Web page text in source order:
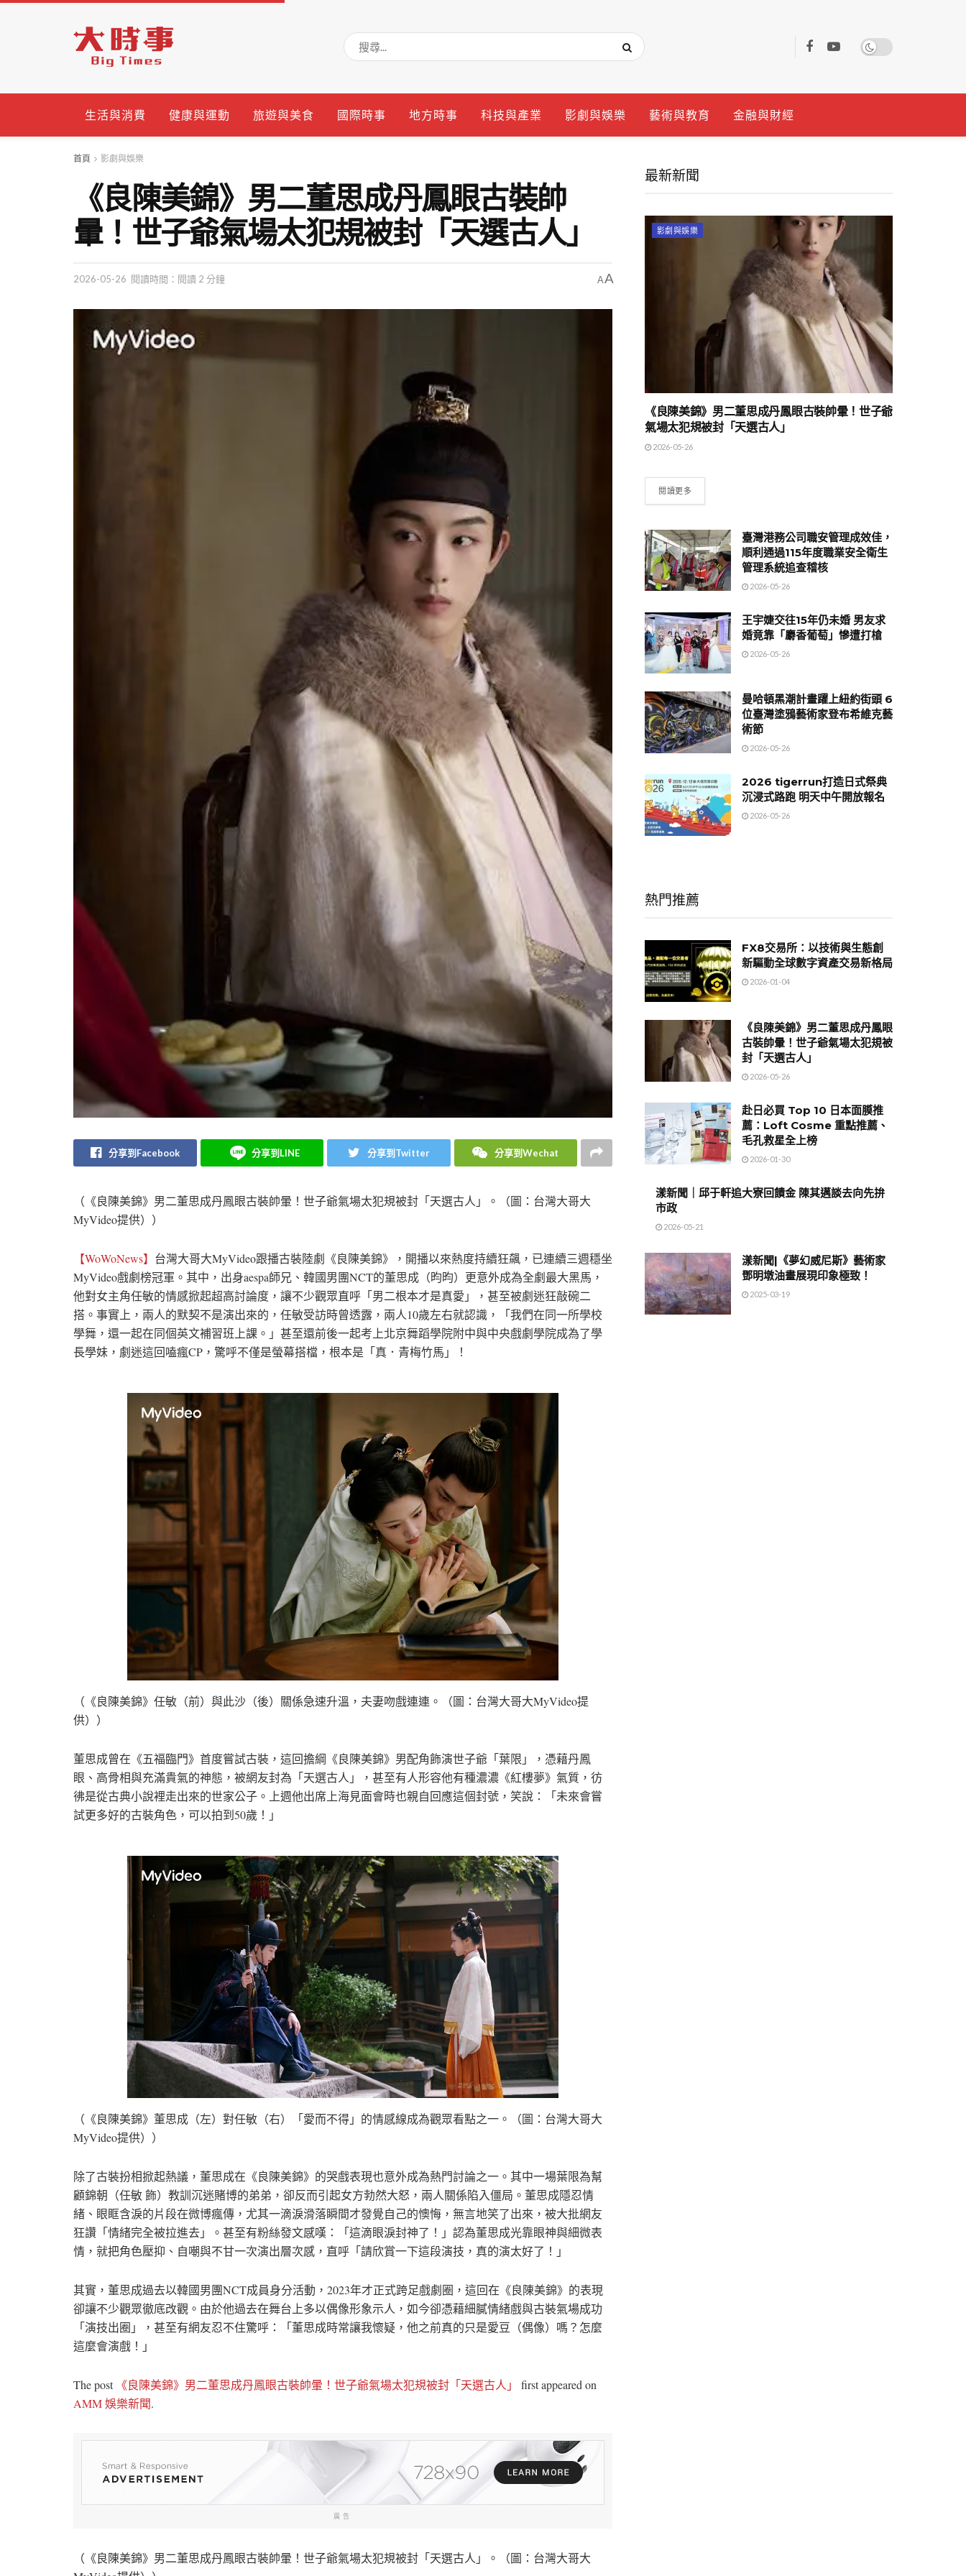
生活與消費 健康與運動 旅遊與美食 國際時事 地方時事 科技與產業 影劇與娛樂 藝術與教育 金融與財經
首頁 影劇與娛樂
《良陳美錦》男二董思成丹鳳眼古裝帥
暈！世子爺氣場太犯規被封「天選古人」
2026-05-26 閱讀時間：閱讀 2 分鐘 AA
分享到Facebook 分享到LINE 分享到Twitter 分享到Wechat
（《良陳美錦》男二董思成丹鳳眼古裝帥暈！世子爺氣場太犯規被封「天選古人」。（圖：台灣大哥大
MyVideo提供））
【WoWoNews】 台灣大哥大MyVideo跟播古裝陸劇《良陳美錦》，開播以來熱度持續狂飆，已連續三週穩坐
MyVideo戲劇榜冠軍。其中，出身aespa師兄、韓國男團NCT的董思成（昀昀）更意外成為全劇最大黑馬，
他對女主角任敏的情感掀起超高討論度，讓不少觀眾直呼「男二根本才是真愛」，甚至被劇迷狂敲碗二
搭。事實上，兩人的默契不是演出來的，任敏受訪時曾透露，兩人10歲左右就認識，「我們在同一所學校
學舞，還一起在同個英文補習班上課。」甚至還前後一起考上北京舞蹈學院附中與中央戲劇學院成為了學
長學妹，劇迷這回嗑瘋CP，驚呼不僅是螢幕搭檔，根本是「真．青梅竹馬」！
（《良陳美錦》任敏（前）與此沙（後）關係急速升溫，夫妻吻戲連連。（圖：台灣大哥大MyVideo提
供））
董思成曾在《五福臨門》首度嘗試古裝，這回擔綱《良陳美錦》男配角飾演世子爺「葉限」，憑藉丹鳳
眼、高骨相與充滿貴氣的神態，被網友封為「天選古人」，甚至有人形容他有種濃濃《紅樓夢》氣質，彷
彿是從古典小說裡走出來的世家公子。上週他出席上海見面會時也親自回應這個封號，笑說：「未來會嘗
試更多好的古裝角色，可以拍到50歲！」
（《良陳美錦》董思成（左）對任敏（右）「愛而不得」的情感線成為觀眾看點之一。（圖：台灣大哥大
MyVideo提供））
除了古裝扮相掀起熱議，董思成在《良陳美錦》的哭戲表現也意外成為熱門討論之一。其中一場葉限為幫
顧錦朝（任敏 飾）教訓沉迷賭博的弟弟，卻反而引起女方勃然大怒，兩人關係陷入僵局。董思成隱忍情
緒、眼眶含淚的片段在微博瘋傳，尤其一滴淚滑落瞬間才發覺自己的懊悔，無言地笑了出來，被大批網友
狂讚「情緒完全被拉進去」。甚至有粉絲發文感嘆：「這滴眼淚封神了！」認為董思成光靠眼神與細微表
情，就把角色壓抑、自嘲與不甘一次演出層次感，直呼「請欣賞一下這段演技，真的演太好了！」
其實，董思成過去以韓國男團NCT成員身分活動，2023年才正式跨足戲劇圈，這回在《良陳美錦》的表現
卻讓不少觀眾徹底改觀。由於他過去在舞台上多以偶像形象示人，如今卻憑藉細膩情緒戲與古裝氣場成功
「演技出圈」，甚至有網友忍不住驚呼：「董思成時常讓我懷疑，他之前真的只是愛豆（偶像）嗎？怎麼
這麼會演戲！」
The post 《良陳美錦》男二董思成丹鳳眼古裝帥暈！世子爺氣場太犯規被封「天選古人」
first appeared on
AMM 娛樂新聞.
廣告
（《良陳美錦》男二董思成丹鳳眼古裝帥暈！世子爺氣場太犯規被封「天選古人」。（圖：台灣大哥大
最新新聞
影劇與娛樂
《良陳美錦》男二董思成丹鳳眼古裝帥暈！世子爺
氣場太犯規被封「天選古人」
2026-05-26
閱讀更多
臺灣港務公司職安管理成效佳，
順利通過115年度職業安全衛生
管理系統追查稽核
2026-05-26
王宇婕交往15年仍未婚 男友求
婚竟靠「麝香葡萄」慘遭打槍
2026-05-26
曼哈頓黑潮計畫躍上紐約街頭 6
位臺灣塗鴉藝術家登布希維克藝
術節
2026-05-26
2026 tigerrun打造日式祭典
沉浸式路跑 明天中午開放報名
2026-05-26
熱門推薦
FX8交易所：以技術與生態創
新驅動全球數字資產交易新格局
2026-01-04
《良陳美錦》男二董思成丹鳳眼
古裝帥暈！世子爺氣場太犯規被
封「天選古人」
2026-05-26
赴日必買 Top 10 日本面膜推
薦：Loft Cosme 重點推薦、
毛孔救星全上榜
2026-01-30
漾新聞｜邱于軒追大寮回饋金 陳其邁談去向先拚
市政
2026-05-21
漾新聞|《夢幻威尼斯》藝術家
鄧明墩油畫展現印象極致！
2025-03-19